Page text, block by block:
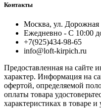
Контакты
Москва, ул. Дорожная
Ежедневно - С 10:00
+7(925)434-98-65
info@loft-kirpich.ru
Предоставленная на сайте
характер. Информация на
офертой, определяемой
оплаты товара
характеристиках в товаре